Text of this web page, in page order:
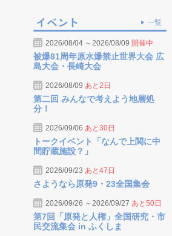
一覧
2026/08/04 ～2026/08/09 開催中
被爆81周年原水爆禁止世界大会 広
島大会・長崎大会
2026/08/09 あと2日
第二回 みんなで考えよう地層処
分！
2026/09/06 あと30日
トークイベント「なんで上関に中
間貯蔵施設？」
2026/09/23 あと47日
さようなら原発9・23全国集会
2026/09/26 ～2026/09/27 あと50日
第7回「原発と人権」全国研究・市
民交流集会 in ふくしま